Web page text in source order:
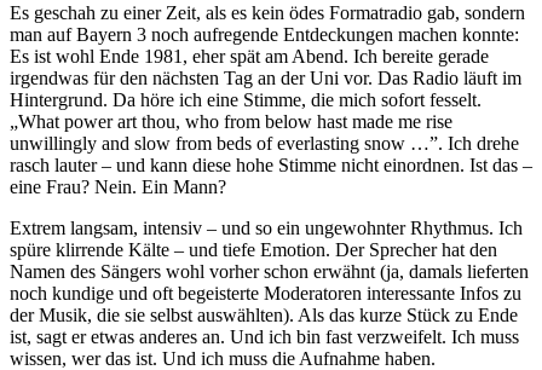
Es geschah zu einer Zeit, als es kein ödes Formatradio gab, sondern
man auf Bayern 3 noch aufregende Entdeckungen machen konnte:
Es ist wohl Ende 1981, eher spät am Abend. Ich bereite gerade
irgendwas für den nächsten Tag an der Uni vor. Das Radio läuft im
Hintergrund. Da höre ich eine Stimme, die mich sofort fesselt.
„What power art thou, who from below hast made me rise
unwillingly and slow from beds of everlasting snow …”. Ich drehe
rasch lauter – und kann diese hohe Stimme nicht einordnen. Ist das –
eine Frau? Nein. Ein Mann?
Extrem langsam, intensiv – und so ein ungewohnter Rhythmus. Ich
spüre klirrende Kälte – und tiefe Emotion. Der Sprecher hat den
Namen des Sängers wohl vorher schon erwähnt (ja, damals lieferten
noch kundige und oft begeisterte Moderatoren interessante Infos zu
der Musik, die sie selbst auswählten). Als das kurze Stück zu Ende
ist, sagt er etwas anderes an. Und ich bin fast verzweifelt. Ich muss
wissen, wer das ist. Und ich muss die Aufnahme haben.